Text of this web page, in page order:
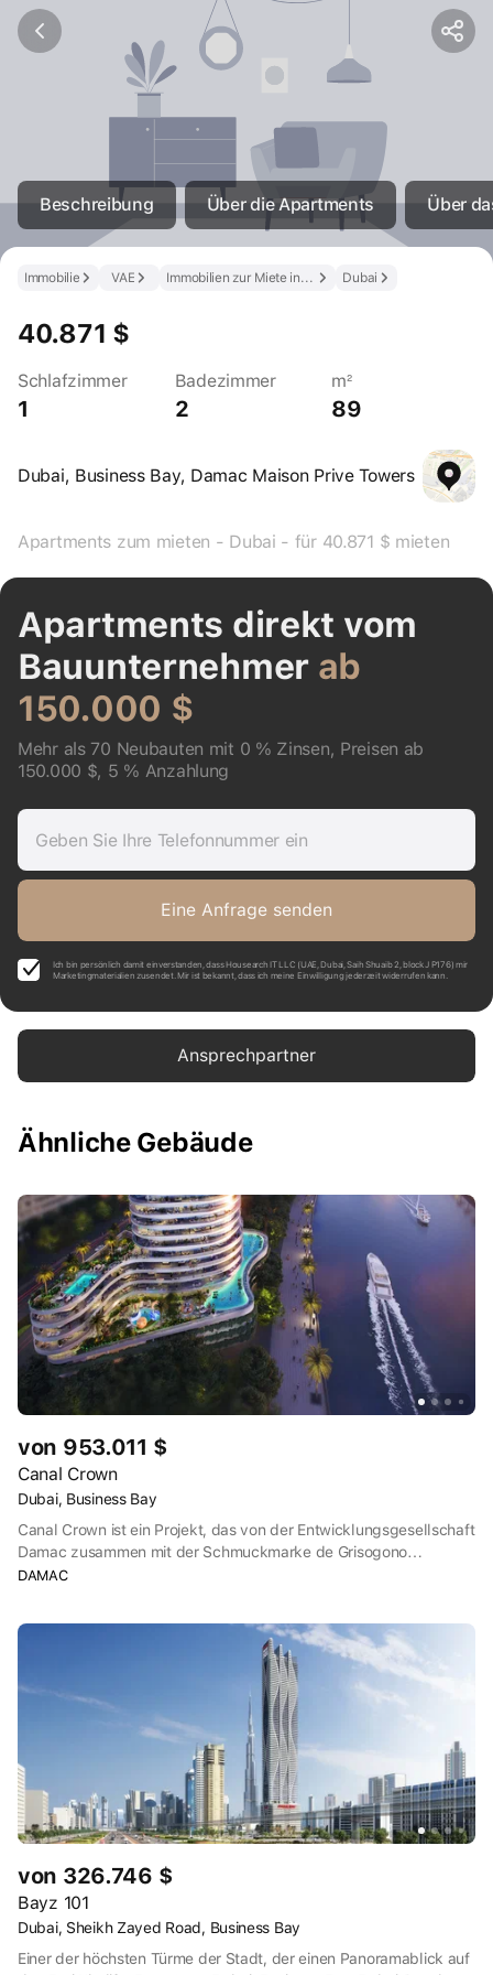
Beschreibung Über die Apartments Über
Dubai
Immobilien zur Miete in den VAE
VAE
Immobilie
40.871 $
Schlafzimmer
1
Badezimmer
2
m²
89
Dubai, Business Bay, Damac Maison Prive Towers
Apartments zum mieten - Dubai - für 40.871 $ mieten
Apartments direkt vom
Bauunternehmer ab
150.000 $
Mehr als 70 Neubauten mit 0 % Zinsen, Preisen ab
150.000 $, 5 % Anzahlung
Geben Sie Ihre Telefonnummer ein
Eine Anfrage senden
Ich bin persönlich damit einverstanden, dass Housearch IT LLC (UAE, Dubai, Saih Shuaib 2, block J P176) mir
Marketingmaterialien zusendet. Mir ist bekannt, dass ich meine Einwilligung jederzeit widerrufen kann.
Ansprechpartner
Ähnliche Gebäude
von 953.011 $
Canal Crown
Dubai, Business Bay
Canal Crown ist ein Projekt, das von der Entwicklungsgesellschaft
Damac zusammen mit der Schmuckmarke de Grisogono
entwickelt wurde. Premium-Wohnanlage Blick Wohnungen mit
DAMAC
von 326.746 $
Bayz 101
Dubai, Sheikh Zayed Road, Business Bay
Einer der höchsten Türme der Stadt, der einen Panoramablick auf